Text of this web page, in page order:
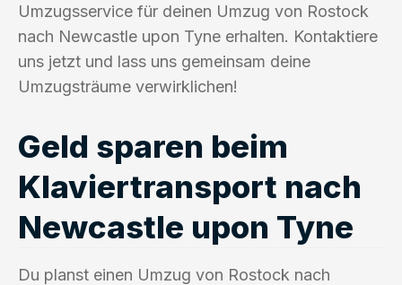
Umzugsservice für deinen Umzug von Rostock
nach Newcastle upon Tyne erhalten. Kontaktiere
uns jetzt und lass uns gemeinsam deine
Umzugsträume verwirklichen!
Geld sparen beim
Klaviertransport nach
Newcastle upon Tyne
Du planst einen Umzug von Rostock nach